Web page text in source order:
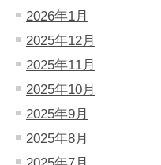
2026年1月
2025年12月
2025年11月
2025年10月
2025年9月
2025年8月